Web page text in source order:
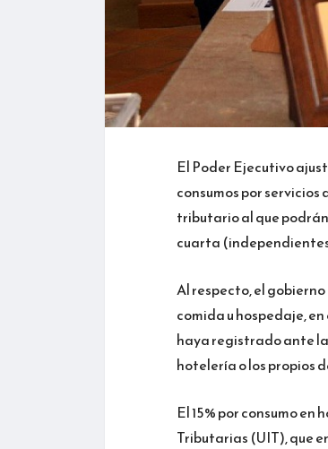
El Poder Ejecutivo
consumos por
tributario al que
cuarta
Al respecto, el
comida u hospedaje,
haya registrado ante
hotelería o los propios
El 15% por consumo
Tributarias (UIT), que